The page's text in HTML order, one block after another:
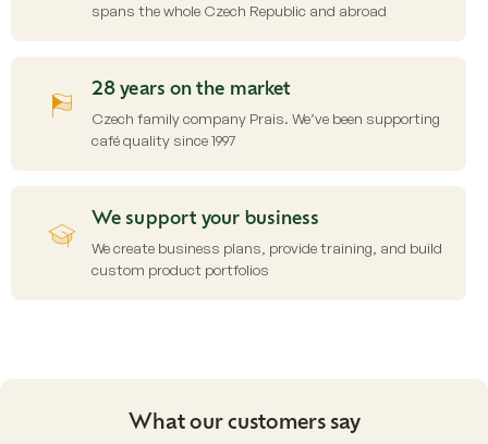
spans the whole Czech Republic and abroad
28 years on the market
Czech family company Prais. We’ve been supporting
café quality since 1997
We support your business
We create business plans, provide training, and build
custom product portfolios
What our customers say